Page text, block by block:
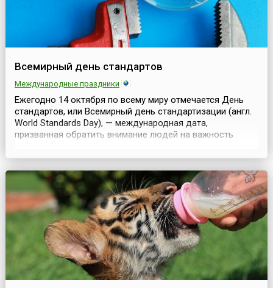
Всемирный день стандартов
Международные праздники
Ежегодно 14 октября по всему миру отмечается День
стандартов, или Всемирный день стандартизации (англ.
World Standards Day), — международная дата,
призванная обратить внимание людей на важность
отметить вклад десятков тысяч специалистов,
посвящающих свою жизнь и профессиональное
мастерство ответственной и необходимой работе.В этот
день в 194...